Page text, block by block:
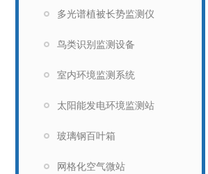
多光谱植被长势监测仪
鸟类识别监测设备
室内环境监测系统
太阳能发电环境监测站
玻璃钢百叶箱
网格化空气微站